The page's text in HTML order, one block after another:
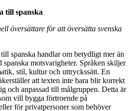
till spanska
översättare för att översätta svenska
spanska handlar om betydligt mer än
spanska motsvarigheter. Språken skiljer
stil, kultur och uttryckssätt. En
att texten inte bara blir korrekt
och anpassad till målgruppen. Detta är
vill bygga förtroende på
för privatpersoner som behöver